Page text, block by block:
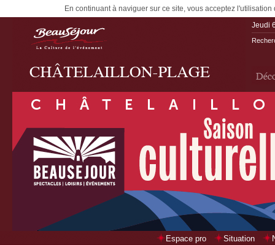
En continuant à naviguer sur ce site, vous acceptez
Jeudi
Espace pro Situation